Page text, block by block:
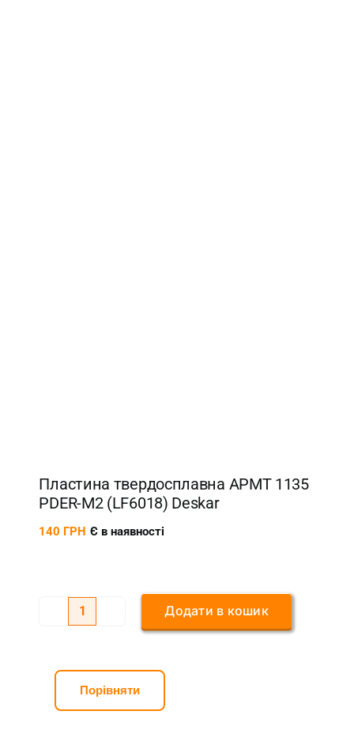
Пластина твердосплавна APMT 1135
PDER-M2 (LF6018) Deskar
140 ГРН Є в наявності
1135
PDER-
Додати в кошик
Порівняти